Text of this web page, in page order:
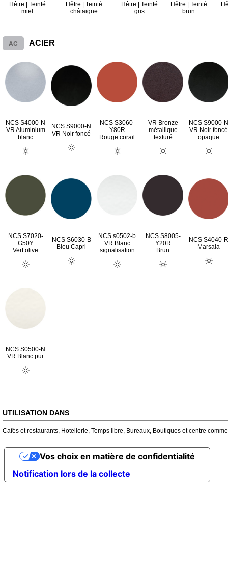
Hêtre | Teinté
miel
Hêtre | Teinté
châtaigne
Hêtre | Teinté
gris
Hêtre | Teinté
brun
AC ACIER
NCS S4000-N
VR Aluminium
blanc
NCS S9000-N
VR Noir foncé
NCS S3060-
Y80R
Rouge corail
VR Bronze
métallique
texturé
NCS S9000-N
VR Noir foncé
opaque
NCS S7020-
G50Y
Vert olive
NCS S6030-B
Bleu Capri
NCS s0502-b
VR Blanc
signalisation
NCS S8005-
Y20R
Brun
NCS S4040-R
Marsala
NCS S0500-N
VR Blanc pur
UTILISATION DANS
Cafés et restaurants, Hotellerie, Temps libre, Bureaux, Boutiques et centre
Notification lors de la collecte
Vos choix en matière de confidentialité